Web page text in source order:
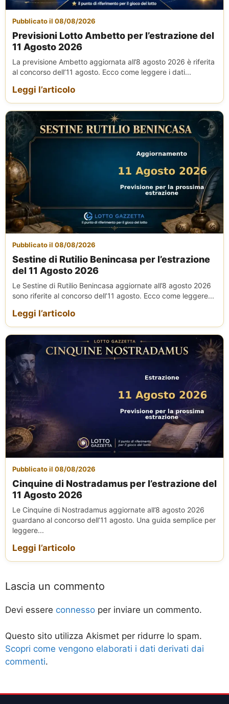
Pubblicato il 08/08/2026
Previsioni Lotto Ambetto per l’estrazione del
11 Agosto 2026
La previsione Ambetto aggiornata all’8 agosto 2026 è riferita
al concorso dell’11 agosto. Ecco come leggere i dati...
Leggi l’articolo
Pubblicato il 08/08/2026
Sestine di Rutilio Benincasa per l’estrazione
del 11 Agosto 2026
Le Sestine di Rutilio Benincasa aggiornate all’8 agosto 2026
sono riferite al concorso dell’11 agosto. Ecco come leggere...
Leggi l’articolo
Pubblicato il 08/08/2026
Cinquine di Nostradamus per l’estrazione del
11 Agosto 2026
Le Cinquine di Nostradamus aggiornate all’8 agosto 2026
guardano al concorso dell’11 agosto. Una guida semplice per
leggere...
Leggi l’articolo
Lascia un commento
Devi essere connesso per inviare un commento.
Questo sito utilizza Akismet per ridurre lo spam.
Scopri come vengono elaborati i dati derivati dai
commenti.